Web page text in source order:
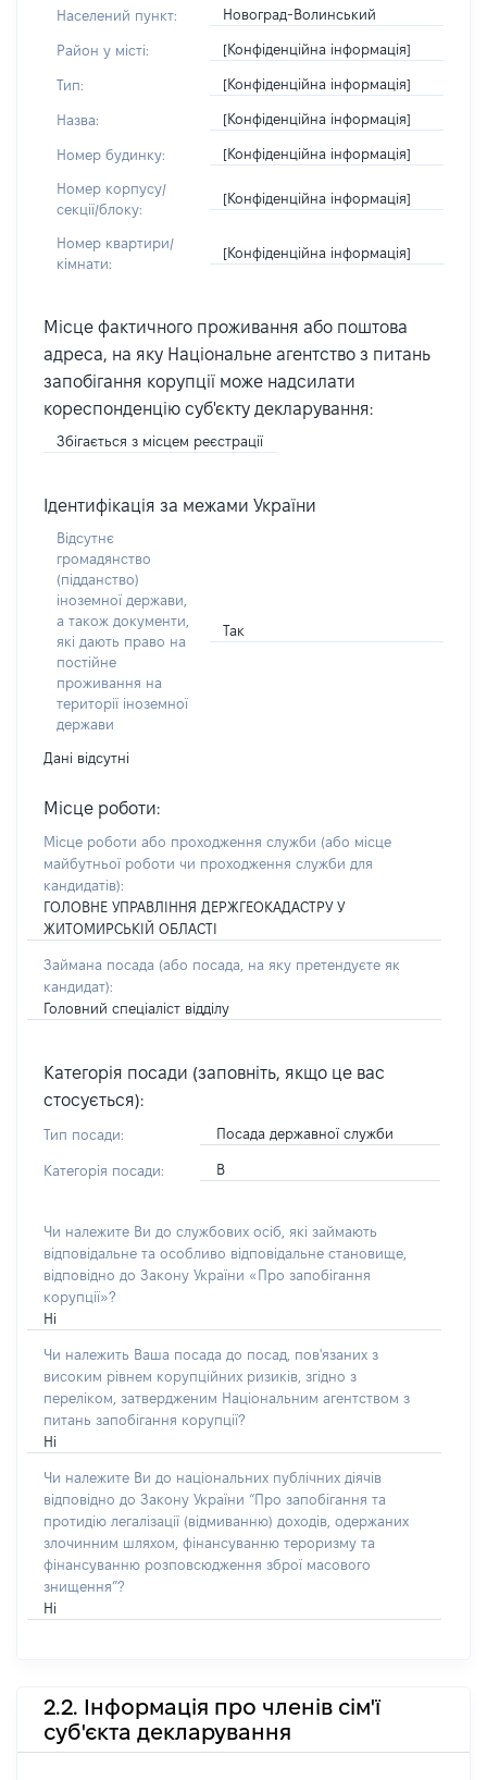
Населений пункт: Новоград-Волинський
Район у місті: [Конфіденційна інформація]
Тип: [Конфіденційна інформація]
Назва: [Конфіденційна інформація]
Номер будинку: [Конфіденційна інформація]
Номер корпусу/
секції/блоку:
[Конфіденційна інформація]
Номер квартири/
кімнати:
[Конфіденційна інформація]
Місце фактичного проживання або поштова
адреса, на яку Національне агентство з питань
запобігання корупції може надсилати
кореспонденцію суб'єкту декларування:
Збігається з місцем реєстрації
Ідентифікація за межами України
Відсутнє
громадянство
(підданство)
іноземної держави,
а також документи,
які дають право на
постійне
проживання на
території іноземної
держави
Так
Дані відсутні
Місце роботи:
Місце роботи або проходження служби (або місце
майбутньої роботи чи проходження служби для
кандидатів):
ГОЛОВНЕ УПРАВЛІННЯ ДЕРЖГЕОКАДАСТРУ У
ЖИТОМИРСЬКІЙ ОБЛАСТІ
Займана посада (або посада, на яку претендуєте як
кандидат):
Головний спеціаліст відділу
Категорія посади (заповніть, якщо це вас
стосується):
Тип посади: Посада державної служби
Категорія посади: В
Чи належите Ви до службових осіб, які займають
відповідальне та особливо відповідальне становище,
відповідно до Закону України «Про запобігання
корупції»?
Ні
Чи належить Ваша посада до посад, пов'язаних з
високим рівнем корупційних ризиків, згідно з
переліком, затвердженим Національним агентством з
питань запобігання корупції?
Ні
Чи належите Ви до національних публічних діячів
відповідно до Закону України “Про запобігання та
протидію легалізації (відмиванню) доходів, одержаних
злочинним шляхом, фінансуванню тероризму та
фінансуванню розповсюдження зброї масового
знищення”?
Ні
2.2. Інформація про членів сім'ї
суб'єкта декларування